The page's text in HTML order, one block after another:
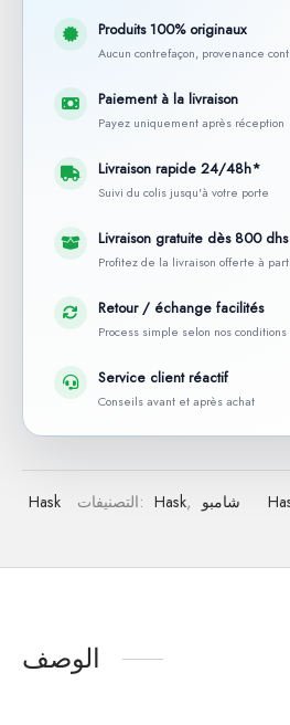
Produits 100% originaux
Aucun contrefaçon, provenance
Paiement à la livraison
Payez uniquement après réception
Livraison rapide 24/48h*
Suivi du colis jusqu'à votre porte
Livraison gratuite dès 800 dhs
Profitez de la livraison offerte à
Retour / échange facilités
Process simple selon nos conditions
Service client réactif
Conseils avant et après achat
Hask التصنيفات: Hask, شامبو
الوصف